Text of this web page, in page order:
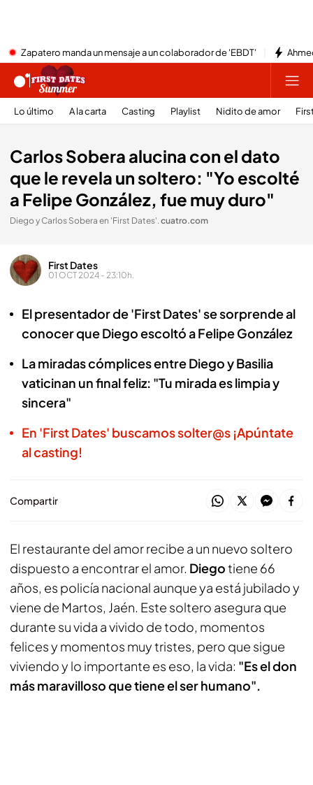
Zapatero manda un mensaje a un colaborador de 'EBDT'
Lo último A la carta Casting Playlist Nidito de amor
Carlos Sobera alucina con el dato
que le revela un soltero: "Yo escolté
a Felipe González, fue muy duro"
Diego y Carlos Sobera en 'First Dates'.cuatro.com
First Dates
01 OCT 2024 - 23:10h.
El presentador de 'First Dates' se sorprende al
conocer que Diego escoltó a Felipe González
La miradas cómplices entre Diego y Basilia
vaticinan un final feliz: "Tu mirada es limpia y
sincera"
En 'First Dates' buscamos solter@s ¡Apúntate
al casting!
Compartir
El restaurante del amor recibe a un nuevo soltero
dispuesto a encontrar el amor. Diegotiene 66
años, es policía nacional aunque ya está jubilado y
viene de Martos, Jaén. Este soltero asegura que
durante su vida a vivido de todo, momentos
felices y momentos muy tristes, pero que sigue
viviendo y lo importante es eso, la vida: "Es el don
más maravilloso que tiene el ser humano".